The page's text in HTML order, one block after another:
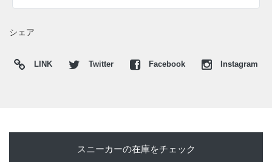
いる。
UPDATE
シェア
LINK Twitter Facebook Instagram
スニーカーの在庫をチェック